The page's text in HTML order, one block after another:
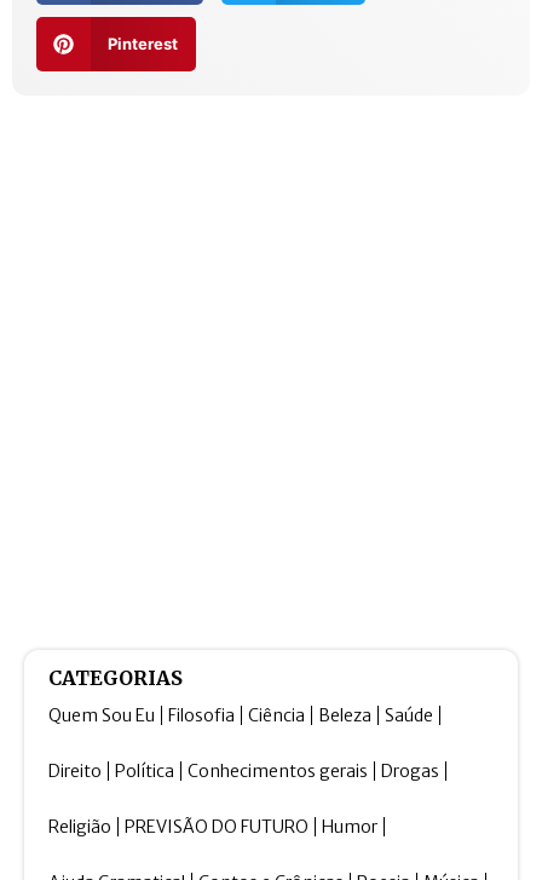
Pinterest
CATEGORIAS
Quem Sou Eu Filosofia Ciência Beleza Saúde
Direito Política Conhecimentos gerais Drogas
Religião PREVISÃO DO FUTURO Humor